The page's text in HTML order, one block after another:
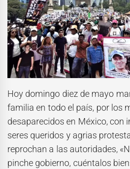
Hoy domingo diez de mayo
familia en todo el país, por los
desaparecidos en México, con
seres queridos y agrias
reprochan a las autoridades,
pinche gobierno, cuéntalos